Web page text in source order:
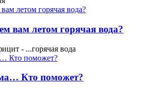
вам летом горячая вода?
- ...горячая вода
Кто поможет?